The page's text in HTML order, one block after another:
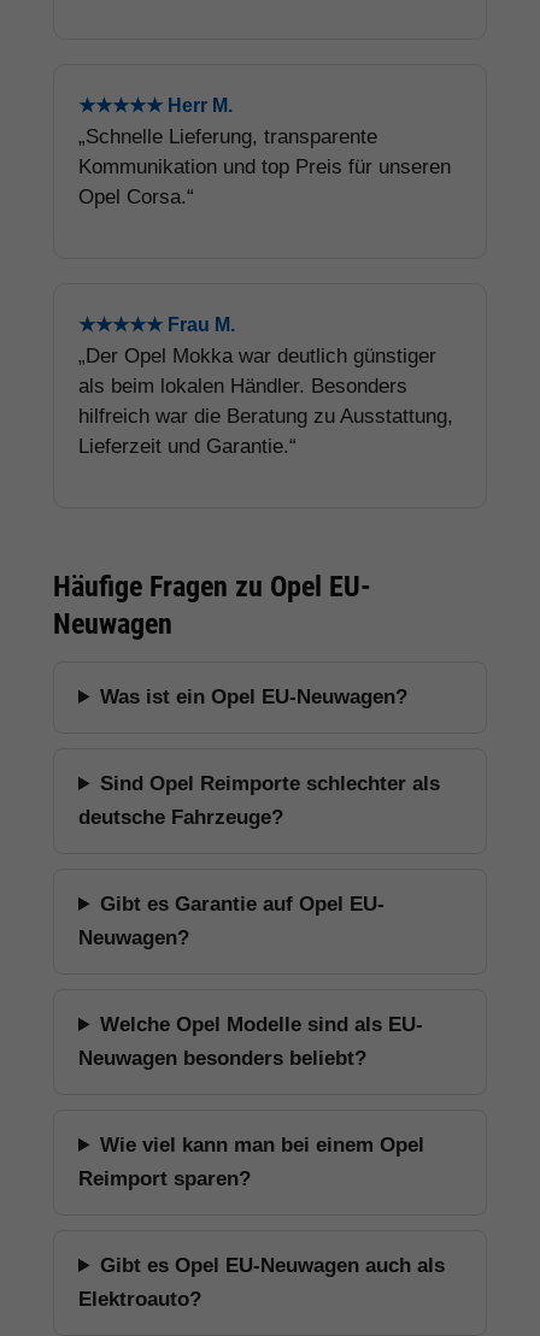
★★★★★ Herr M.
„Schnelle Lieferung, transparente
Kommunikation und top Preis für unseren
Opel Corsa.“
★★★★★ Frau M.
„Der Opel Mokka war deutlich günstiger
als beim lokalen Händler. Besonders
hilfreich war die Beratung zu Ausstattung,
Lieferzeit und Garantie.“
Häufige Fragen zu Opel EU-
Neuwagen
Was ist ein Opel EU-Neuwagen?
Sind Opel Reimporte schlechter als
deutsche Fahrzeuge?
Gibt es Garantie auf Opel EU-
Neuwagen?
Welche Opel Modelle sind als EU-
Neuwagen besonders beliebt?
Wie viel kann man bei einem Opel
Reimport sparen?
Gibt es Opel EU-Neuwagen auch als
Elektroauto?